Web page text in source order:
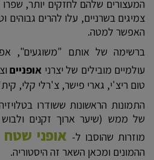
המעצורים שלהם לחזקים יותר, שפרו
צמיגים בשרניים, עלו להרים
האפשר למטה.
ברשימה של אותם "משוגעים",
עולמיים מובילים של יצרני אופניים
טום ריצ'י, גארי פישר, צ'רלי קלי,
התמונות הראשונות ששודרו
של ממש (שיער ארוך זקנים
מוזרות שהוסבו ל- אופני שטח
ההמונים ומכאן השאר זה היסטוריה.